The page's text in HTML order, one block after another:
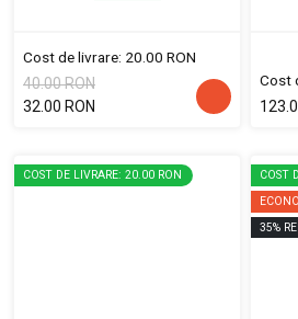
Cost de livrare: 20.00 RON
40.00 RON
32.00 RON
Cost
COST DE LIVRARE: 20.00 RON
COST
35%